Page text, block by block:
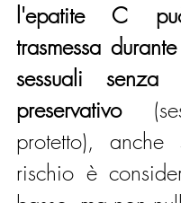
l'epatite C
trasmessa
sessuali
preservativo
protetto), anche
rischio è